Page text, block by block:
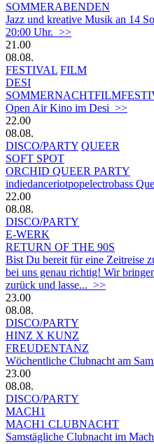
SOMMERABENDEN
Jazz und kreative Musik an 14
20:00 Uhr. >>
21.00
08.08.
FESTIVAL FILM
DESI
Open Air Kino im Desi >>
22.00
08.08.
DISCO/PARTY QUEER
SOFT SPOT
ORCHID QUEER PARTY
indiedanceriotpopelectrobass
22.00
08.08.
DISCO/PARTY
E-WERK
RETURN OF THE 90S
Bist Du bereit für eine Zeitreise
bei uns genau richtig! Wir
zurück und lasse... >>
23.00
08.08.
DISCO/PARTY
HINZ X KUNZ
FREUDENTANZ
Wöchentliche Clubnacht am
23.00
08.08.
DISCO/PARTY
MACH1
MACH1 CLUBNACHT
Samstägliche Clubnacht im